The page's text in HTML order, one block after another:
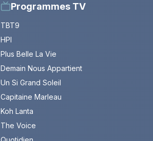
Programmes TV
TBT9
HPI
Plus Belle La Vie
Demain Nous Appartient
Un Si Grand Soleil
Capitaine Marleau
Koh Lanta
The Voice